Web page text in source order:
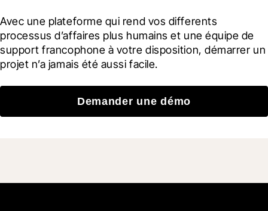
Avec une plateforme qui rend vos differents
processus d’affaires plus humains et une équipe de
support francophone à votre disposition, démarrer un
projet n’a jamais été aussi facile.
Demander une démo